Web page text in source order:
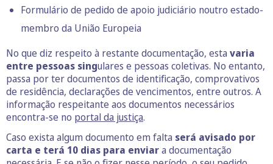
Formulário de pedido de apoio judiciário noutro estado-
membro da União Europeia
No que diz respeito à restante documentação, esta varia
entre pessoas singulares e pessoas coletivas. No entanto,
passa por ter documentos de identificação, comprovativos
de residência, declarações de vencimentos, entre outros. A
informação respeitante aos documentos necessários
encontra-se no portal da justiça.
Caso exista algum documento em falta será avisado por
carta e terá 10 dias para enviara documentação